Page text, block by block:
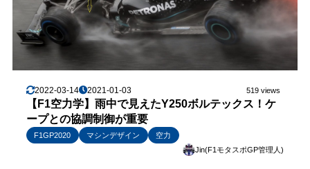
2022-03-14 2021-01-03 519 views
【F1空力学】雨中で見えたY250ボルテックス！ケ
ープとの協調制御が重要
F1GP2020 マシンデザイン
空力
Jin(F1モタスポGP管理人)